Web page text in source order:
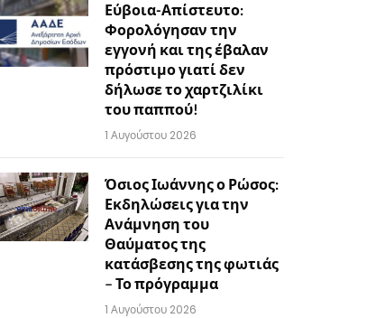
Εύβοια-Απίστευτο:
Φορολόγησαν την
εγγονή και της έβαλαν
πρόστιμο γιατί δεν
δήλωσε το χαρτζιλίκι
του παππού!
1 Αυγούστου 2026
Όσιος Ιωάννης ο Ρώσος:
Εκδηλώσεις για την
Ανάμνηση του
Θαύματος της
κατάσβεσης της φωτιάς
– Το πρόγραμμα
1 Αυγούστου 2026